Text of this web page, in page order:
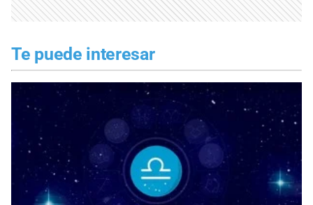
Te puede interesar